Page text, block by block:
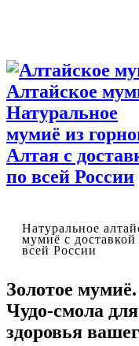
Алтайское
Натуральное
мумиё из
Алтая с
по всей России
Натуральное
мумиё с доставкой
всей России
Золотое мумиё.
Чудо-смола для
здоровья